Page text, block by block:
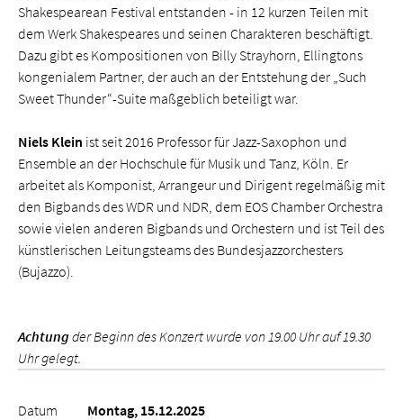
Shakespearean Festival entstanden - in 12 kurzen Teilen mit
dem Werk Shakespeares und seinen Charakteren beschäftigt.
Dazu gibt es Kompositionen von Billy Strayhorn, Ellingtons
kongenialem Partner, der auch an der Entstehung der „Such
Sweet Thunder“-Suite maßgeblich beteiligt war.
Niels Klein istseit 2016 Professor für Jazz-Saxophon und
Ensemble an der Hochschule für Musik und Tanz, Köln. Er
arbeitet als Komponist, Arrangeur und Dirigent regelmäßig mit
den Bigbands des WDR und NDR, dem EOS Chamber Orchestra
sowie vielen anderen Bigbands und Orchestern und ist Teil des
künstlerischen Leitungsteams des Bundesjazzorchesters
(Bujazzo).
Achtungder Beginn des Konzert wurde von 19.00 Uhr auf 19.30
Uhr gelegt.
Datum Montag, 15.12.2025